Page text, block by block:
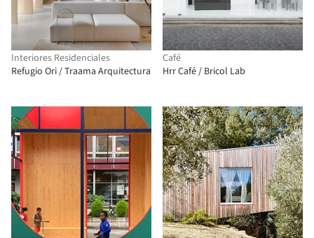
Interiores Residenciales
Refugio Ori / Traama Arquitectura
Café
Hrr Café / Bricol Lab